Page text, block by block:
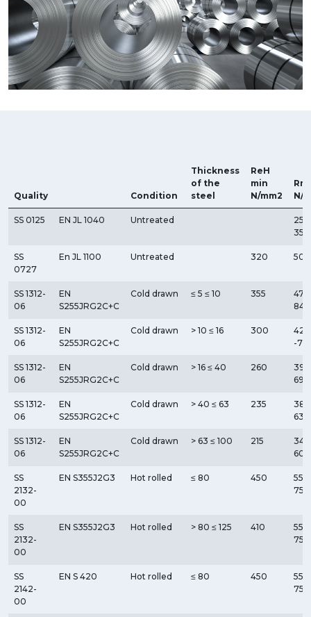
Quality Condition
Thickness
of the
steel
ReH
min
N/mm2
Rm
N/
SS 0125 EN JL 1040 Untreated
350
SS
0727
En JL 1100 Untreated 320 500
SS 1312-
06
EN
S255JRG2C+C
Cold drawn ≤ 5 ≤ 10 355
840
SS 1312-
06
EN
S255JRG2C+C
Cold drawn > 10 ≤ 16 300
420
-710
SS 1312-
06
EN
S255JRG2C+C
Cold drawn > 16 ≤ 40 260
690
SS 1312-
06
EN
S255JRG2C+C
Cold drawn > 40 ≤ 63 235
630
SS 1312-
06
EN
S255JRG2C+C
Cold drawn > 63 ≤ 100 215
600
SS
2132-
00
EN S355J2G3 Hot rolled ≤ 80 450
750
SS
2132-
00
EN S355J2G3 Hot rolled > 80 ≤ 125 410
750
SS
2142-
00
EN S 420 Hot rolled ≤ 80 450
750